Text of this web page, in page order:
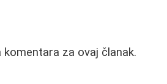
komentara za ovaj članak.